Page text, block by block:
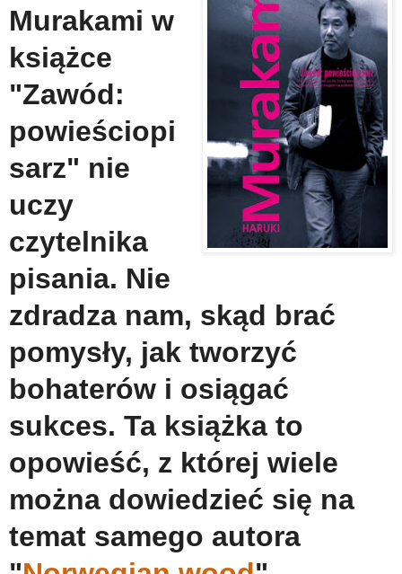
Murakami w
książce
"Zawód:
powieściopi
sarz" nie
uczy
czytelnika
pisania. Nie
zdradza nam, skąd brać
pomysły, jak tworzyć
bohaterów i osiągać
sukces. Ta książka to
opowieść, z której wiele
można dowiedzieć się na
temat samego autora